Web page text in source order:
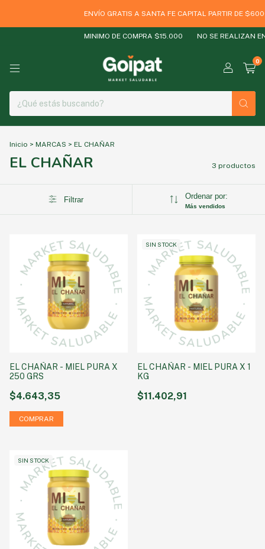
ENVÍO GRATIS A SANTA FE CAPITAL PARTIR DE
MINIMO DE COMPRA $15.000 NO SE REALIZAN
0
Inicio > MARCAS > EL CHAÑAR
EL CHAÑAR 3 productos
Filtrar Ordenar por:
Más vendidos
EL CHAÑAR - MIEL PURA X
250 GRS
$4.643,35
SIN STOCK
EL CHAÑAR - MIEL PURA X 1
KG
$11.402,91
SIN STOCK